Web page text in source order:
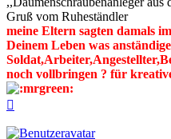
Gruß vom Ruheständler
meine Eltern sagten damals
Deinem Leben was
noch vollbringen ? für